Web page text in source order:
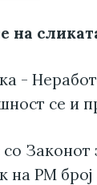
на
-
се и
Законот
на РМ